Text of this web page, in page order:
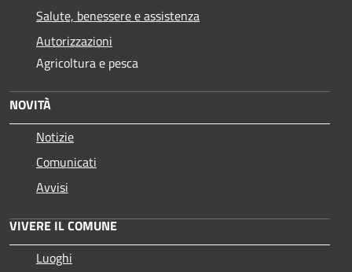
Salute, benessere e assistenza
Autorizzazioni
Agricoltura e pesca
NOVITÀ
Notizie
Comunicati
Avvisi
VIVERE IL COMUNE
Luoghi